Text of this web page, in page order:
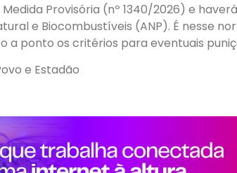
Provisória (nº 1340/2026) e
e Biocombustíveis (ANP). É nesse
a ponto os critérios para eventuais
e Estadão